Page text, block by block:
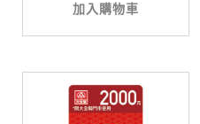
加入購物車